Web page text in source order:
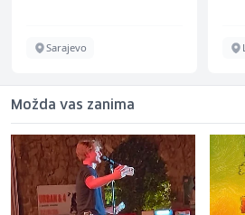
Sarajevo
Možda vas zanima